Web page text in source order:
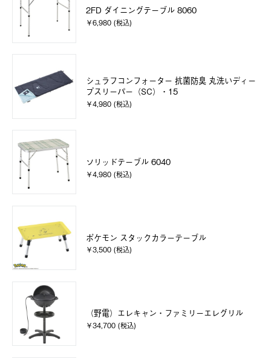
2FD ダイニングテーブル 8060
￥6,980 (税込)
シュラフコンフォーター 抗菌防臭 丸洗いディー
プスリーパー（SC）・15
￥4,980 (税込)
ソリッドテーブル 6040
￥4,980 (税込)
ポケモン スタックカラーテーブル
￥3,500 (税込)
（野電）エレキャン・ファミリーエレグリル
￥34,700 (税込)